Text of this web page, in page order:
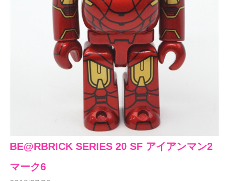
BE@RBRICK SERIES 20 SF アイアンマン2
マーク6